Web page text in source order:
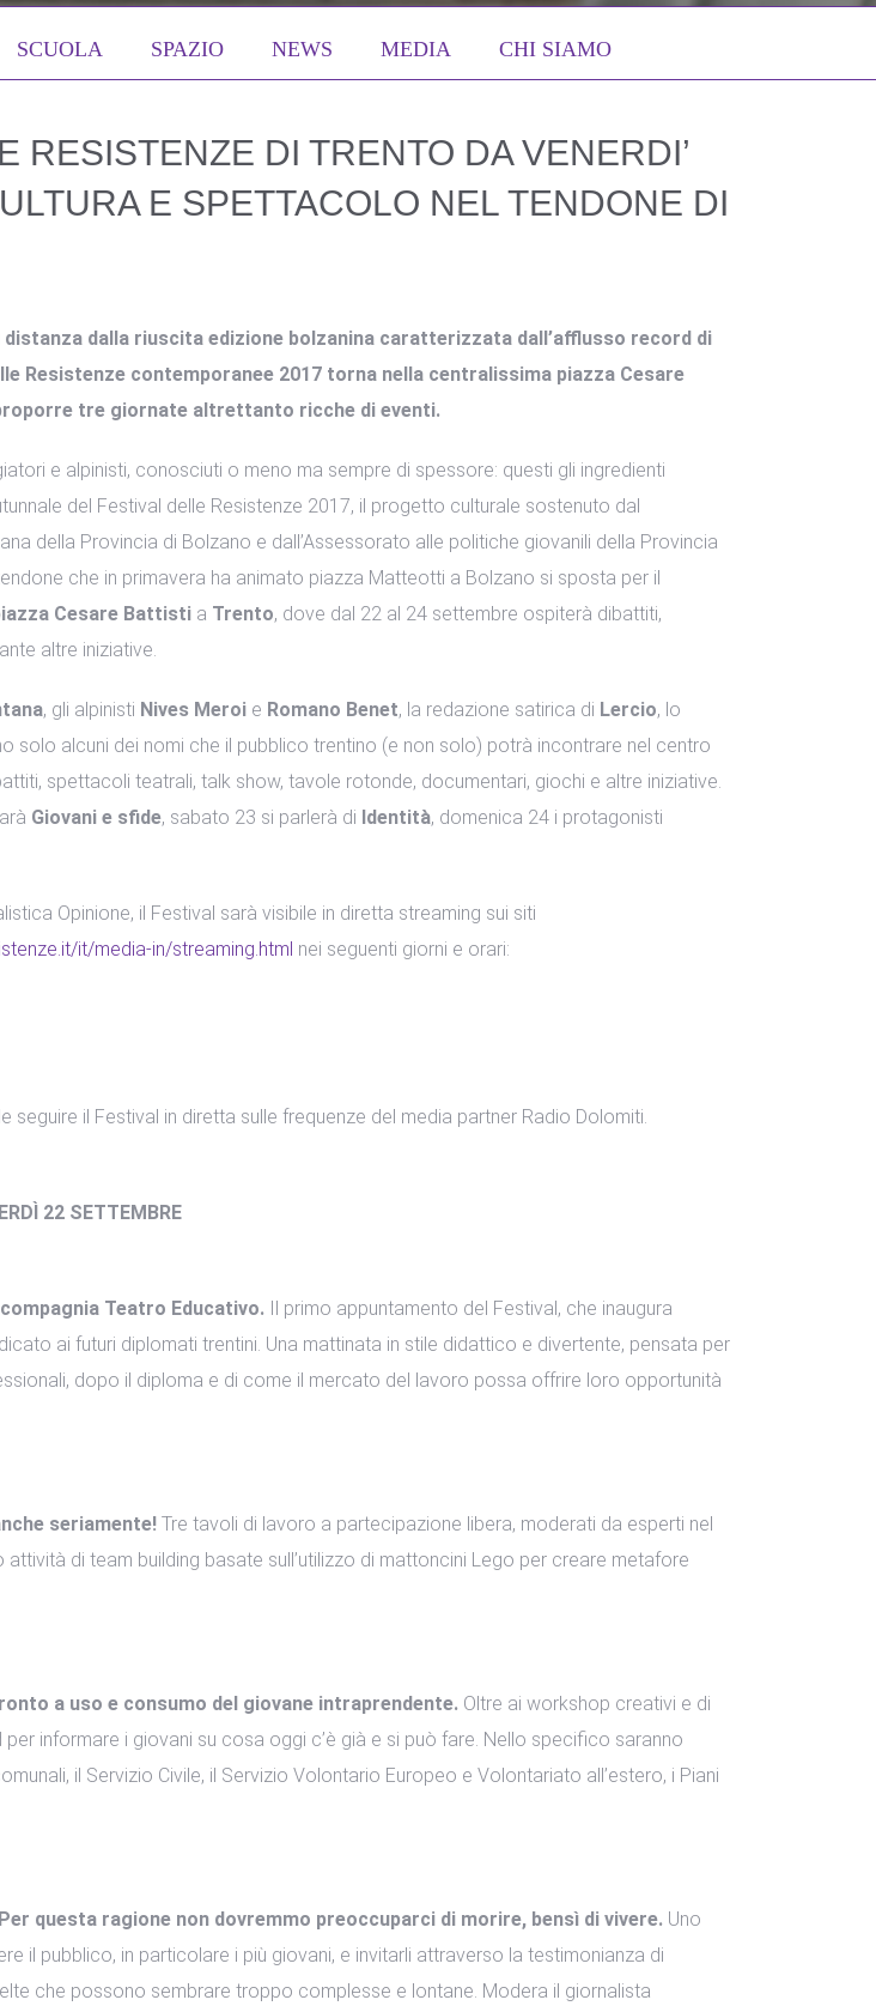
SCUOLA SPAZIO NEWS MEDIA CHI SIAMO
RESISTENZE DI TRENTO DA VENERDI’
E SPETTACOLO NEL TENDONE DI
dalla riuscita edizione bolzanina caratterizzata dall’afflusso record di
Resistenze contemporanee 2017 torna nella centralissima piazza Cesare
tre giornate altrettanto ricche di eventi.
e alpinisti, conosciuti o meno ma sempre di spessore: questi gli ingredienti
del Festival delle Resistenze 2017, il progetto culturale sostenuto dal
della Provincia di Bolzano e dall’Assessorato alle politiche giovanili della Provincia
che in primavera ha animato piazza Matteotti a Bolzano si sposta per il
Cesare Battisti a Trento, dove dal 22 al 24 settembre ospiterà dibattiti,
altre iniziative.
, gli alpinisti Nives Meroi e Romano Benet, la redazione satirica di Lercio, lo
solo alcuni dei nomi che il pubblico trentino (e non solo) potrà incontrare nel centro
spettacoli teatrali, talk show, tavole rotonde, documentari, giochi e altre iniziative.
Giovani e sfide, sabato 23 si parlerà di Identità, domenica 24 i protagonisti
Opinione, il Festival sarà visibile in diretta streaming sui siti
it/media-in/streaming.html nei seguenti giorni e orari:
seguire il Festival in diretta sulle frequenze del media partner Radio Dolomiti.
22 SETTEMBRE
Teatro Educativo. Il primo appuntamento del Festival, che inaugura
ai futuri diplomati trentini. Una mattinata in stile didattico e divertente, pensata per
dopo il diploma e di come il mercato del lavoro possa offrire loro opportunità
seriamente! Tre tavoli di lavoro a partecipazione libera, moderati da esperti nel
di team building basate sull’utilizzo di mattoncini Lego per creare metafore
a uso e consumo del giovane intraprendente. Oltre ai workshop creativi e di
informare i giovani su cosa oggi c’è già e si può fare. Nello specifico saranno
il Servizio Civile, il Servizio Volontario Europeo e Volontariato all’estero, i Piani
questa ragione non dovremmo preoccuparci di morire, bensì di vivere. Uno
il pubblico, in particolare i più giovani, e invitarli attraverso la testimonianza di
che possono sembrare troppo complesse e lontane. Modera il giornalista